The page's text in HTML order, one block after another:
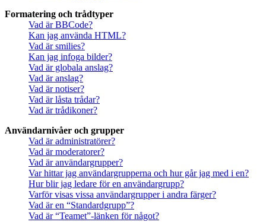
Formatering och trådtyper
Vad är BBCode?
Kan jag använda HTML?
Vad är smilies?
Kan jag infoga bilder?
Vad är globala anslag?
Vad är anslag?
Vad är notiser?
Vad är låsta trådar?
Vad är trådikoner?
Användarnivåer och grupper
Vad är administratörer?
Vad är moderatorer?
Vad är användargrupper?
Var hittar jag användargrupperna och hur går jag med i en?
Hur blir jag ledare för en användargrupp?
Varför visas vissa användargrupper i andra färger?
Vad är en “Standardgrupp”?
Vad är “Teamet”-länken för något?